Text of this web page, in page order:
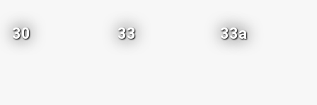
30 33 33a